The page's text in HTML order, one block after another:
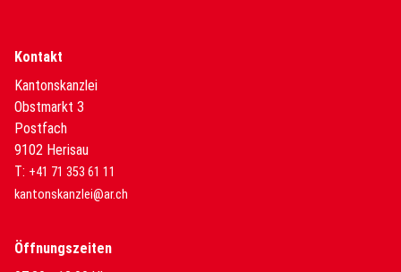
Kontakt
Kantonskanzlei
Obstmarkt 3
Postfach
9102 Herisau
T: +41 71 353 61 11
kantonskanzlei@ar.ch
Öffnungszeiten